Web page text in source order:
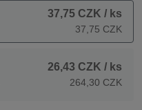
37,75 CZK / ks
37,75 CZK
26,43 CZK / ks
264,30 CZK